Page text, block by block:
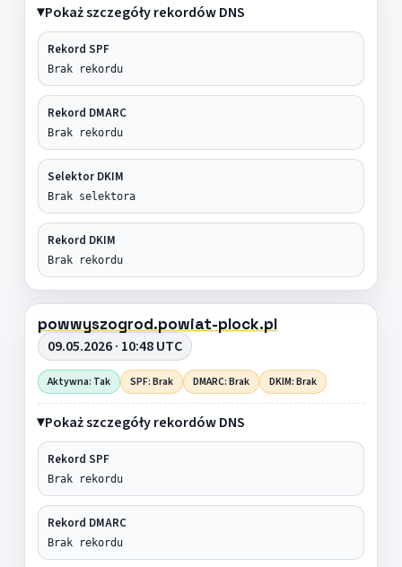
Pokaż szczegóły rekordów DNS
Rekord SPF
Brak rekordu
Rekord DMARC
Brak rekordu
Selektor DKIM
Brak selektora
Rekord DKIM
Brak rekordu
powwyszogrod.powiat-plock.pl
09.05.2026 · 10:48 UTC
Aktywna: Tak SPF: Brak DMARC: Brak DKIM: Brak
Pokaż szczegóły rekordów DNS
Rekord SPF
Brak rekordu
Rekord DMARC
Brak rekordu